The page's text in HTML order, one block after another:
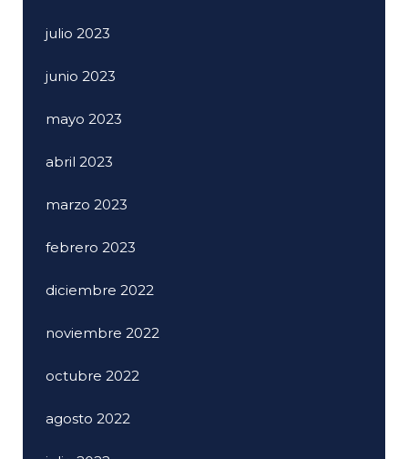
julio 2023
junio 2023
mayo 2023
abril 2023
marzo 2023
febrero 2023
diciembre 2022
noviembre 2022
octubre 2022
agosto 2022